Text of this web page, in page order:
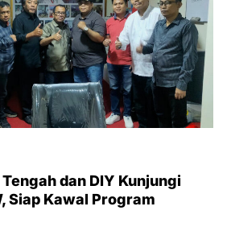
dan DIY Kunjungi
Siap Kawal Program